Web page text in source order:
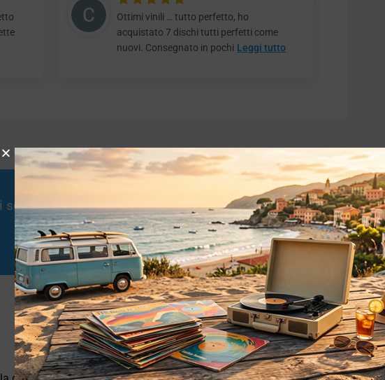
Ottimi vinili … tutto perfetto, ho
acquistato 7 dischi tutti perfetti come
nuovi. Consegnato in pochi Leggi tutto
potremmo essere interessati!
Privacy
Privacy Policy